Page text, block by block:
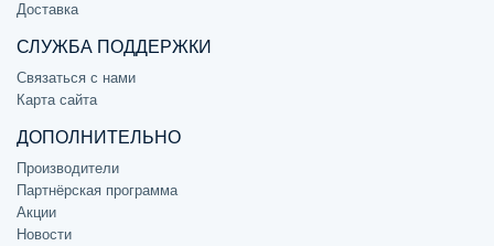
Доставка
СЛУЖБА ПОДДЕРЖКИ
Связаться с нами
Карта сайта
ДОПОЛНИТЕЛЬНО
Производители
Партнёрская программа
Акции
Новости